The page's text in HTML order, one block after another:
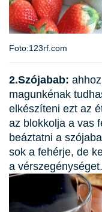
Foto:123rf.com
2.Szójabab:
magunkénak
elkészíteni ezt az
az blokkolja a vas
beáztatni a
sok a fehérje, de
a vérszegénységet.